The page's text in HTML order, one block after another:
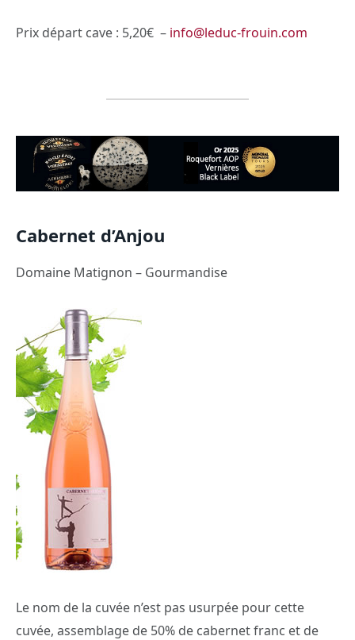
Prix départ cave : 5,20€ – info@leduc-frouin.com
Cabernet d’Anjou
Domaine Matignon – Gourmandise
Le nom de la cuvée n’est pas usurpée pour cette
cuvée, assemblage de 50% de cabernet franc et de